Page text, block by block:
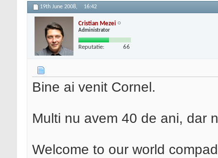
19th June 2008, 16:42
Cristian Mezei
Administrator
Reputatie: 66
Bine ai venit Cornel.
Multi nu avem 40 de ani, dar
Welcome to our world